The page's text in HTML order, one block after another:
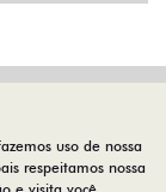
uso de nossa
respeitamos nossa